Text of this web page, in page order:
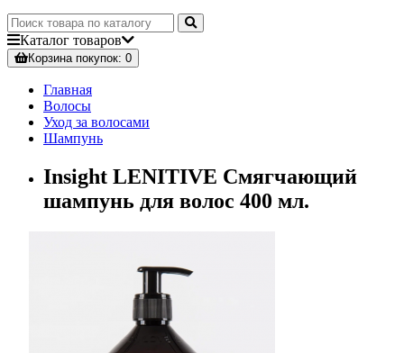
Каталог товаров
Корзинапокупок: 0
Главная
Волосы
Уход за волосами
Шампунь
Insight LENITIVE Смягчающий
шампунь для волос 400 мл.